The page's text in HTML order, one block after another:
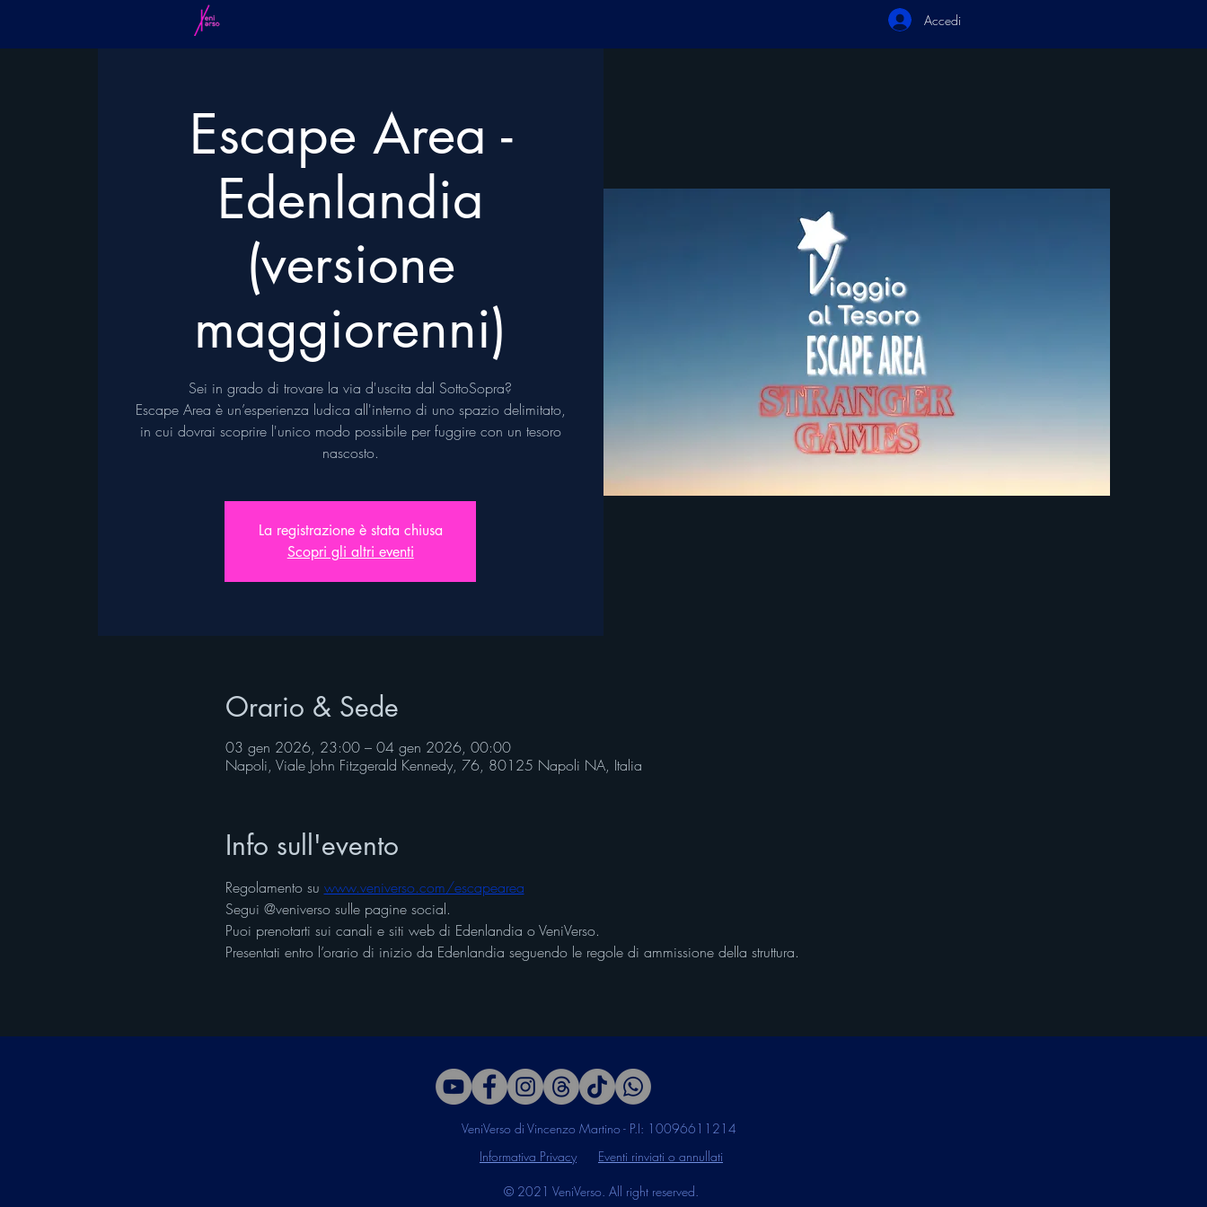
Accedi
Escape Area -
Edenlandia
(versione
maggiorenni)
Sei in grado di trovare la via d'uscita dal SottoSopra?
Escape Area è un’esperienza ludica all'interno di uno spazio delimitato,
in cui dovrai scoprire l'unico modo possibile per fuggire con un tesoro
nascosto.
La registrazione è stata chiusa
Scopri gli altri eventi
Orario & Sede
03 gen 2026, 23:00 – 04 gen 2026, 00:00
Napoli, Viale John Fitzgerald Kennedy, 76, 80125 Napoli NA, Italia
Info sull'evento
Regolamento su www.veniverso.com/escapearea
Segui @veniverso sulle pagine social.
Puoi prenotarti sui canali e siti web di Edenlandia o VeniVerso.
Presentati entro l’orario di inizio da Edenlandia seguendo le regole di ammissione della struttura.
VeniVerso di Vincenzo Martino - P.I: 10096611214
Informativa Privacy
Eventi rinviati o annullati
© 2021 VeniVerso. All right reserved.